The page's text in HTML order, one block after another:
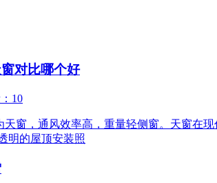
对比哪个好
10
天窗，通风效率高，重量轻侧窗。天窗在
明的屋顶安装照